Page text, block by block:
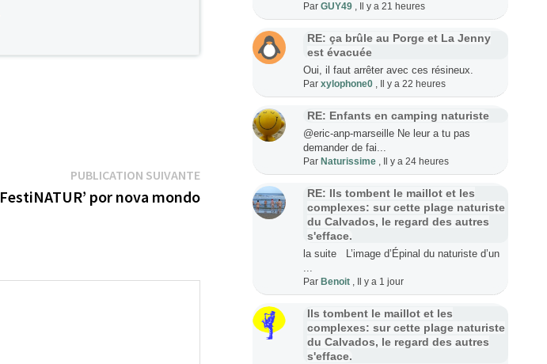
PUBLICATION SUIVANTEPublication
suivante :
FestiNATUR’ por nova mondo
ParGUY49 , Il y a 21 heures
RE: ça brûle au Porge et La Jenny
est évacuée
Oui, il faut arrêter avec ces résineux.
Parxylophone0 , Il y a 22 heures
RE: Enfants en camping naturiste
@eric-anp-marseille Ne leur a tu pas
demander de fai...
Par Naturissime , Il y a 24 heures
RE: Ils tombent le maillot et les
complexes: sur cette plage naturiste
du Calvados, le regard des autres
s'efface.
la suite L’image d’Épinal du naturiste d’un
...
Par Benoit , Il y a 1 jour
Ils tombent le maillot et les
complexes: sur cette plage naturiste
du Calvados, le regard des autres
s'efface.